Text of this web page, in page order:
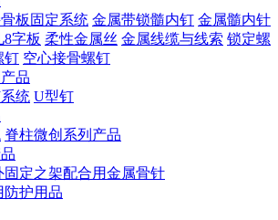
板固定系统 金属带锁髓内钉 金属髓内针
8字板 柔性金属丝 金属线缆与线索 锁定螺
钉 空心接骨螺钉
品
统 U型钉
脊柱微创系列产品
固定之架配合用金属骨针
防护用品